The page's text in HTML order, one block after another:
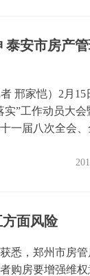
泰安市房产
邢家恺）2月
”工作动员大会
一届八次全会
面风险
悉，郑州市房
购房要增强维